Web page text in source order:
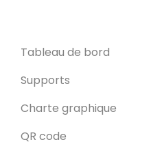
Tableau de bord
Supports
Charte graphique
QR code